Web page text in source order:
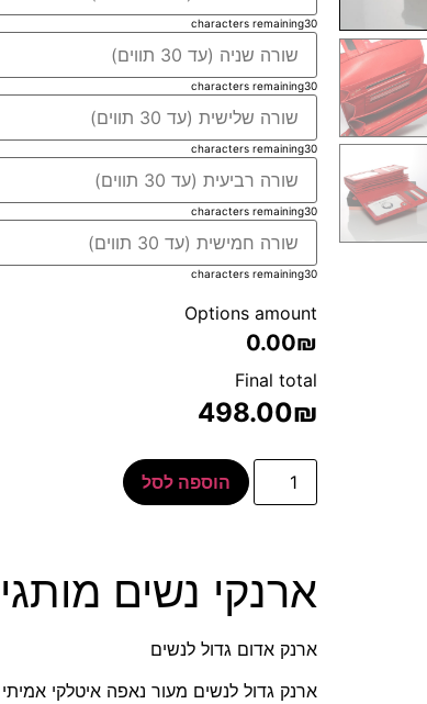
30
characters remaining
30
characters remaining
30
characters remaining
30
characters remaining
30
characters remaining
Options amount
0.00₪
Final total
498.00₪
הוספה לסל
ארנקי נשים
ארנק אדום גדול לנשים
ארנק גדול לנשים מעור נאפה איטלקי אמיתי